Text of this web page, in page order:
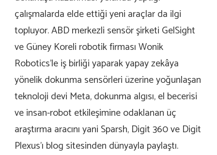
çalışmalarda elde ettiği yeni araçlar da ilgi
topluyor. ABD merkezli sensör şirketi GelSight
ve Güney Koreli robotik firması Wonik
Robotics’le iş birliği yaparak yapay zekâya
yönelik dokunma sensörleri üzerine yoğunlaşan
teknoloji devi Meta, dokunma algısı, el becerisi
ve insan-robot etkileşimine odaklanan üç
araştırma aracını yani Sparsh, Digit 360 ve Digit
Plexus’ı blog sitesinden dünyayla paylaştı.